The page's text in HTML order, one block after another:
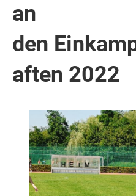
an
den
aften 2022